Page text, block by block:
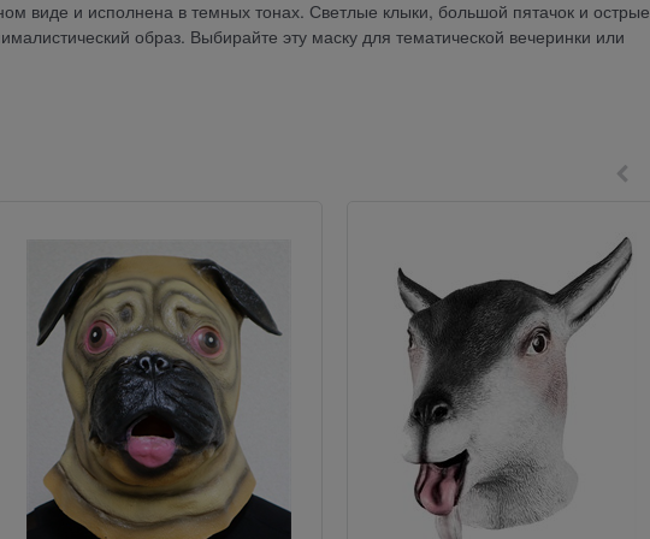
виде и исполнена в темных тонах. Светлые клыки, большой пятачок и острые
образ. Выбирайте эту маску для тематической вечеринки или